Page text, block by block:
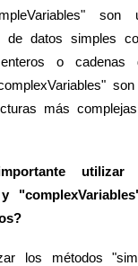
son
de datos simples
o cadenas
más
utilizar
y
los métodos